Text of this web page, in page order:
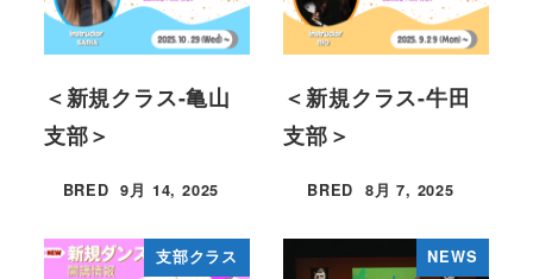
＜新規クラス-亀山
支部＞
BRED
投稿日
9月 14, 2025
＜新規クラス-牛田
支部＞
BRED
投稿日
8月 7, 2025
支部クラス NEWS